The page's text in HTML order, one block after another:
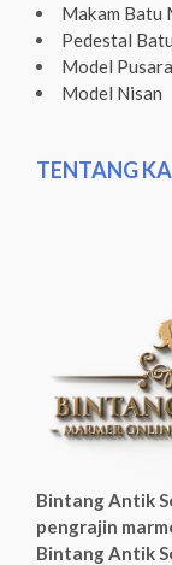
Makam Batu
Pedestal
Model
Model Nisan
TENTANG
Bintang Antik
pengrajin
Bintang Antik